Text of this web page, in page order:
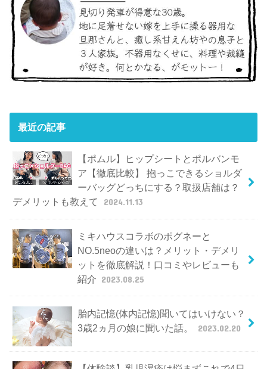
最近の記事
【ポムル】ヒップシートとポルバンモ
ア【徹底比較】 抱っこできるショルダ
ーバッグどっちにする？取扱店舗は？
デメリットも教えて
2024.11.13
ミキハウスコラボのポグネーと
NO.5neoの違いは？メリット・デメリ
ットを徹底解説！口コミやレビューも
紹介 2023.08.25
胎内記憶(体内記憶)聞いてはいけない？
3歳2ヵ月の娘に聞いた話。
2023.02.20